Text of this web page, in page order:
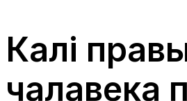
Калі
чалавека